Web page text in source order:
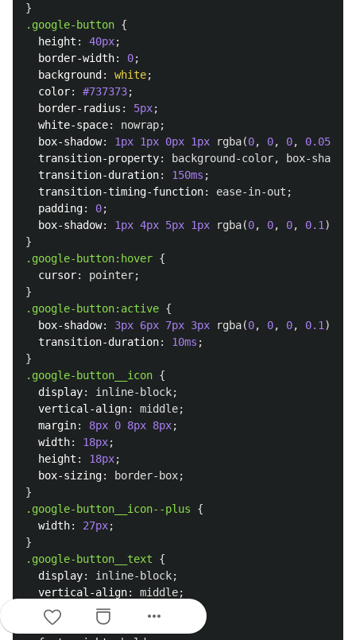
}
.google-button {
height : 40px;
border-width: 0;
background : white;
color: #737373;
border-radius : 5px;
white-space: nowrap;
box-shadow: 1px 1px 0px 1px rgba(0, 0, 0, 0.05
transition-property: background-color, box-shadow
transition-duration: 150ms ;
transition-timing-function: ease-in-out ;
padding: 0;
box-shadow: 1px 4px 5px 1px rgba(0, 0, 0, 0.1 );
}
.google-button:hover {
cursor: pointer;
}
.google-button:active {
box-shadow: 3px 6px 7px 3px rgba(0, 0, 0, 0.1 );
transition-duration: 10ms ;
}
.google-button__icon {
display: inline-block;
vertical-align: middle;
margin: 8px 0 8px 8px;
width: 18px;
height : 18px;
box-sizing: border-box;
}
.google-button__icon--plus
{
width: 27px;
}
.google-button__text
{
display: inline-block;
vertical-align: middle;
padding
0 24px
font-size
: 14px more_horiz